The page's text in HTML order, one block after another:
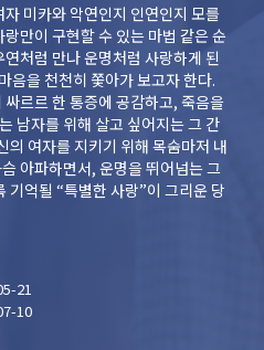
미카와 악연인지 인연인지 모를
만이 구현할 수 있는 마법 같은 순
처럼 만나 운명처럼 사랑하게 된
음을 천천히 쫓아가 보고자 한다.
르르 한 통증에 공감하고, 죽음을
남자를 위해 살고 싶어지는 그 간
의 여자를 지키기 위해 목숨마저 내
아파하면서, 운명을 뛰어넘는 그
기억될 “특별한 사랑”이 그리운 당
21
10